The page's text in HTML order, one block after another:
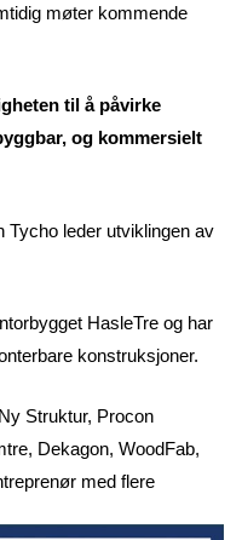
møter kommende
til å påvirke
og kommersielt
Tycho leder utviklingen av
HasleTre og har
konstruksjoner.
Struktur, Procon
Dekagon, WoodFab,
med flere